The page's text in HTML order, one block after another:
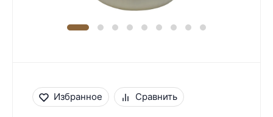
Избранное Сравнить